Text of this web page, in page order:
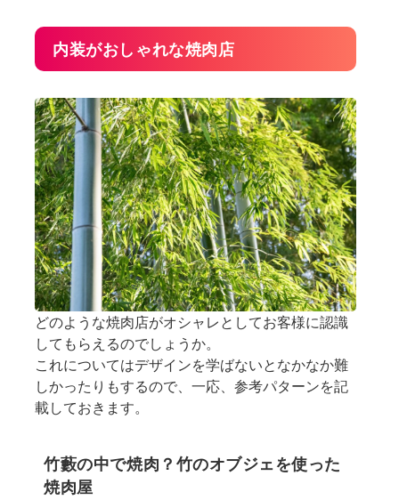
内装がおしゃれな焼肉店
どのような焼肉店がオシャレとしてお客様に認識
してもらえるのでしょうか。
これについてはデザインを学ばないとなかなか難
しかったりもするので、一応、参考パターンを記
載しておきます。
竹藪の中で焼肉？竹のオブジェを使った
焼肉屋